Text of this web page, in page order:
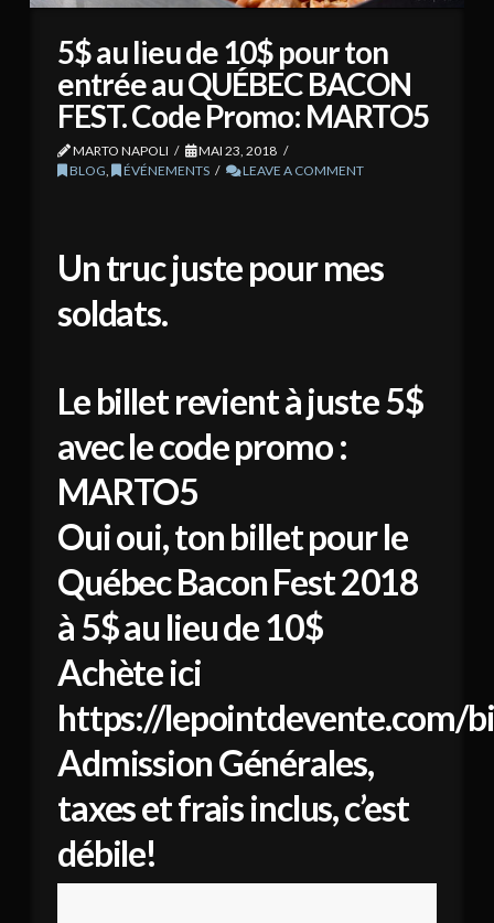
5$ au lieu de 10$ pour ton
entrée au QUÉBEC BACON
FEST. Code Promo: MARTO5
MARTO NAPOLI
MAI 23, 2018
BLOG, ÉVÉNEMENTS LEAVE A COMMENT
Un truc juste pour mes
soldats.
Le billet revient à juste 5$
avec le code promo :
MARTO5
Oui oui, ton billet pour le
Québec Bacon Fest 2018
à 5$ au lieu de 10$
Achète ici
https://lepointdevente.com/
Admission Générales,
taxes et frais inclus, c’est
débile!